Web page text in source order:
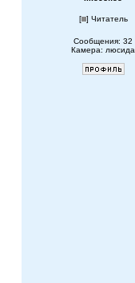
[ ] Читатель
Сообщения: 32
Камера: люсида